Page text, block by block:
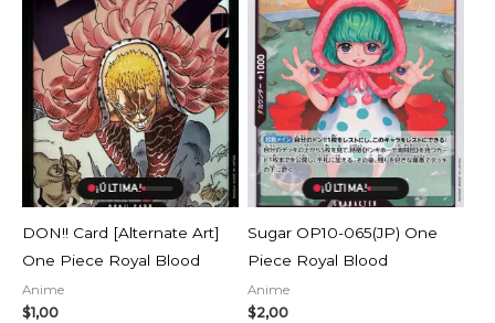
¡ÚLTIMA!
DON!! Card [Alternate Art]
One Piece Royal Blood
Anime
$1,00
¡ÚLTIMA!
Sugar OP10-065(JP) One
Piece Royal Blood
Anime
$2,00